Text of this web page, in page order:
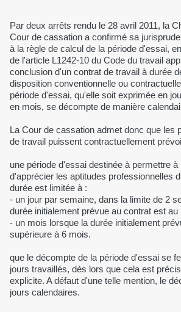
Par deux arrêts rendu le 28 avril 2011, la
Cour de cassation a confirmé sa
à la règle de calcul de la période d'essai,
de l'article L1242-10 du Code du travail
conclusion d'un contrat de travail à durée
disposition conventionnelle ou
période d'essai, qu'elle soit exprimée en
en mois, se décompte de manière
La Cour de cassation admet donc que les
de travail puissent contractuellement
une période d'essai destinée à permettre
d'apprécier les aptitudes professionnelles
durée est limitée à :
- un jour par semaine, dans la limite de 2
durée initialement prévue au contrat est
- un mois lorsque la durée initialement
supérieure à 6 mois.
que le décompte de la période d'essai se
jours travaillés, dès lors que cela est
explicite. A défaut d'une telle mention, le
jours calendaires.